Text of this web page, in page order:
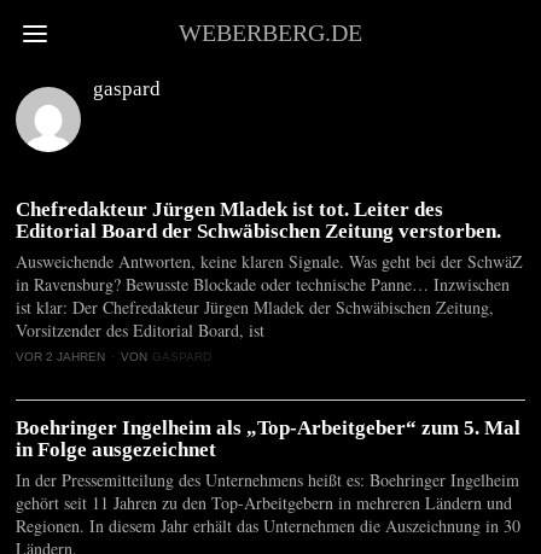
WEBERBERG.DE
gaspard
Chefredakteur Jürgen Mladek ist tot. Leiter des
Editorial Board der Schwäbischen Zeitung verstorben.
Ausweichende Antworten, keine klaren Signale. Was geht bei der SchwäZ
in Ravensburg? Bewusste Blockade oder technische Panne… Inzwischen
ist klar: Der Chefredakteur Jürgen Mladek der Schwäbischen Zeitung,
Vorsitzender des Editorial Board, ist
VOR 2 JAHREN VON GASPARD
Boehringer Ingelheim als „Top-Arbeitgeber“ zum 5. Mal
in Folge ausgezeichnet
In der Pressemitteilung des Unternehmens heißt es: Boehringer Ingelheim
gehört seit 11 Jahren zu den Top-Arbeitgebern in mehreren Ländern und
Regionen. In diesem Jahr erhält das Unternehmen die Auszeichnung in 30
Ländern.